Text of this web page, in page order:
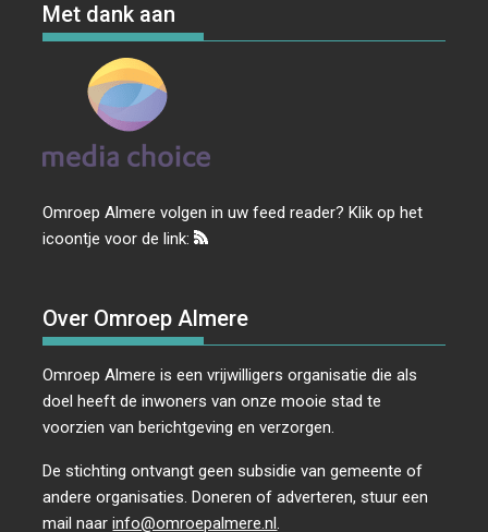
Met dank aan
Omroep Almere volgen in uw feed reader? Klik op het
icoontje voor de link:
Over Omroep Almere
Omroep Almere is een vrijwilligers organisatie die als
doel heeft de inwoners van onze mooie stad te
voorzien van berichtgeving en verzorgen.
De stichting ontvangt geen subsidie van gemeente of
andere organisaties. Doneren of adverteren, stuur een
mail naarinfo@omroepalmere.nl.